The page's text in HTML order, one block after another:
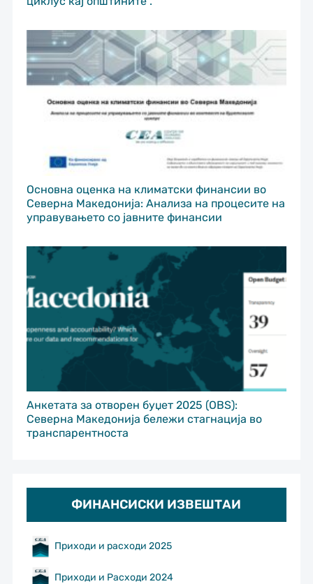
Основна оценка на климатски финансии во
Северна Македонија: Анализа на процесите на
управувањето со јавните финансии
Анкетата за отворен буџет 2025 (OBS):
Северна Македонија бележи стагнација во
транспарентноста
ФИНАНСИСКИ ИЗВЕШТАИ
Приходи и расходи 2025
Приходи и Расходи 2024